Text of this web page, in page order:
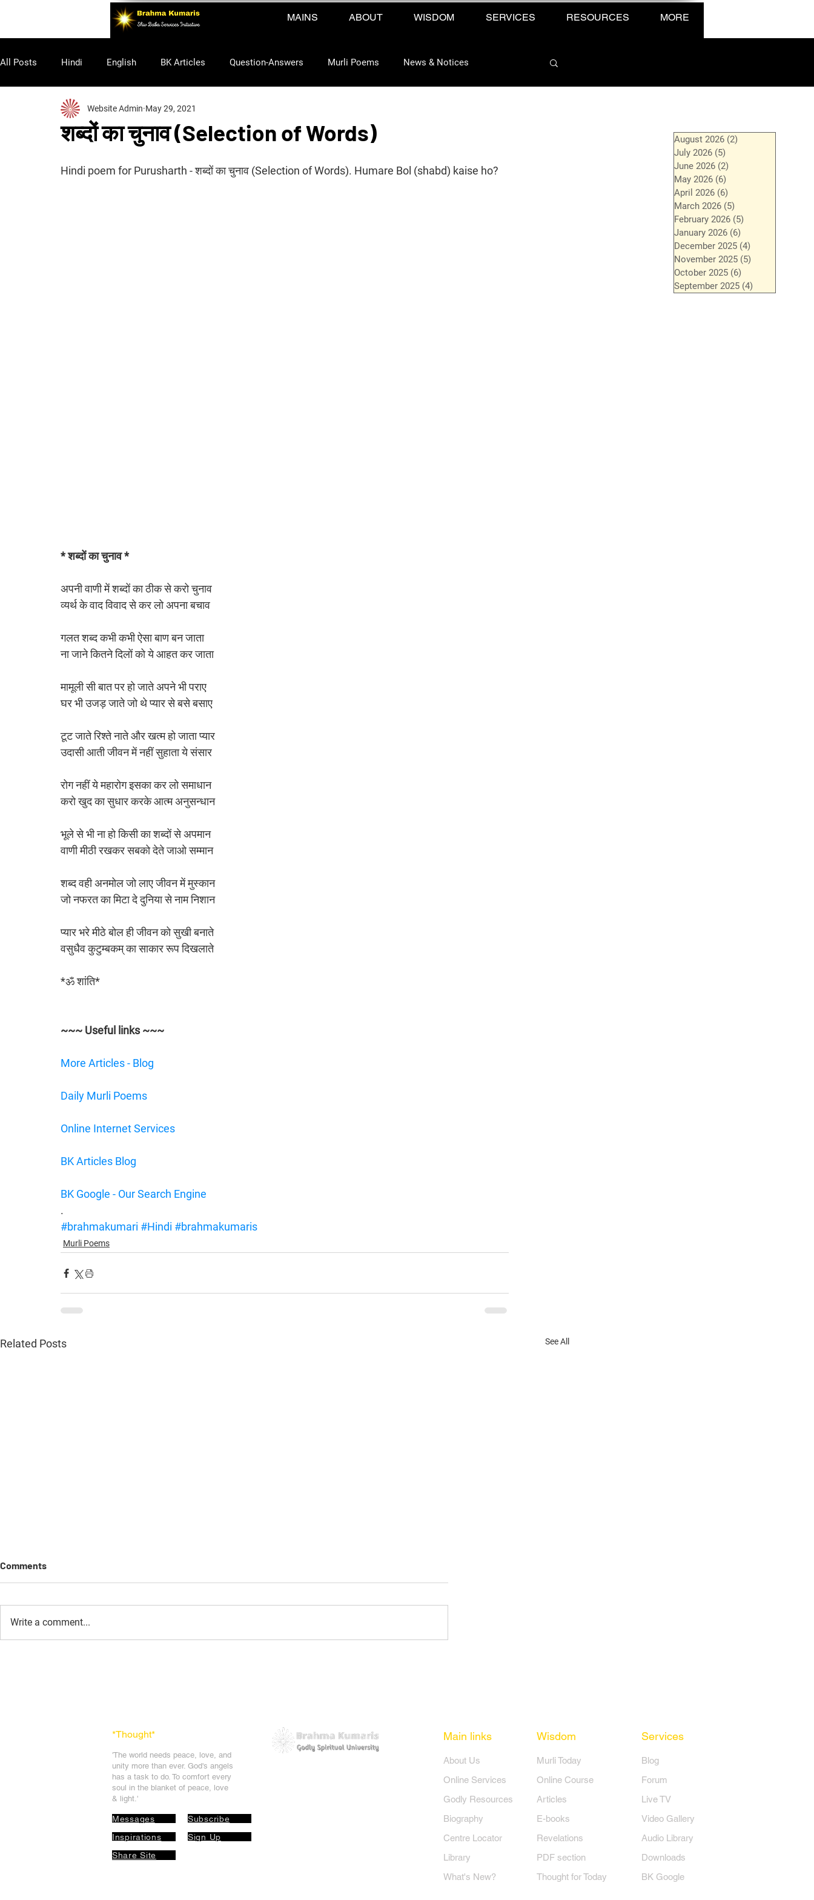
MAINS ABOUT WISDOM SERVICES RESOURCES MORE
All Posts Hindi English BK Articles Question-Answers Murli Poems News & Notices
Purusharth
शब्दों का चुनाव (Selection of Words)
Website Admin May 29, 2021
Hindi poem for Purusharth - शब्दों का चुनाव (Selection of Words). Humare Bol (shabd) kaise ho?
* शब्दों का चुनाव *
अपनी वाणी में शब्दों का ठीक से करो चुनाव
व्यर्थ के वाद विवाद से कर लो अपना बचाव
गलत शब्द कभी कभी ऐसा बाण बन जाता
ना जाने कितने दिलों को ये आहत कर जाता
मामूली सी बात पर हो जाते अपने भी पराए
घर भी उजड़ जाते जो थे प्यार से बसे बसाए
टूट जाते रिश्ते नाते और खत्म हो जाता प्यार
उदासी आती जीवन में नहीं सुहाता ये संसार
रोग नहीं ये महारोग इसका कर लो समाधान
करो खुद का सुधार करके आत्म अनुसन्धान
भूले से भी ना हो किसी का शब्दों से अपमान
वाणी मीठी रखकर सबको देते जाओ सम्मान
शब्द वही अनमोल जो लाए जीवन में मुस्कान
जो नफरत का मिटा दे दुनिया से नाम निशान
प्यार भरे मीठे बोल ही जीवन को सुखी बनाते
वसुधैव कुटुम्बकम् का साकार रूप दिखलाते
*ॐ शांति*
~~~ Useful links ~~~
More Articles - Blog
Daily Murli Poems
Online Internet Services
BK Articles Blog
BK Google - Our Search Engine
.
#brahmakumari #Hindi #brahmakumaris
Murli Poems
Related Posts See All
Hindi. Also visit: Articles and
Comments
Write a comment...
August 2026 (2)
July 2026 (5)
June 2026 (2)
May 2026 (6)
April 2026 (6)
March 2026 (5)
February 2026 (5)
January 2026 (6)
December 2025 (4)
November 2025 (5)
October 2025 (6)
September 2025 (4)
*Thought*
'The world needs peace, love, and
unity more than ever. God's angels
has a task to do. To comfort every
soul in the blanket of peace, love
& light.'
Messages
Inspirations
Subscribe
Sign Up
Share Site
Main links Wisdom
​About Us
Online Services
Godly Resources
Biography
Centre Locator
Library
What's New?
​Murli Today
Online Course
Articles
E-books
Revelations
PDF section
Thought for Today
Services
Blog
Forum
Live TV
Video Gallery
Audio Library
Downloads
BK Google